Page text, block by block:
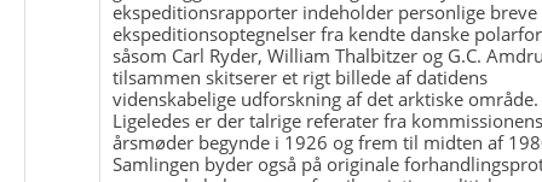
ekspeditionsrapporter indeholder personlige breve
ekspeditionsoptegnelser fra kendte danske
såsom Carl Ryder, William Thalbitzer og G.C.
tilsammen skitserer et rigt billede af datidens
videnskabelige udforskning af det arktiske område.
Ligeledes er der talrige referater fra
årsmøder begynde i 1926 og frem til midten af
Samlingen byder også på originale